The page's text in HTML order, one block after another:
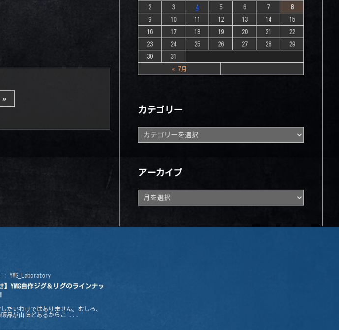
»
2 3 4 5 6 7 8
9 10 11 12 13 14 15
16 17 18 19 20 21 22
23 24 25 26 27 28 29
30 31
« 7月
カテゴリー
テ
ゴ
アーカイブ
ー
カ
: YMG_Laboratory
】YMG自作ジグ＆リグのラインナッ
たいわけではありません。むしろ、
販品が山ほどあるからこ ...